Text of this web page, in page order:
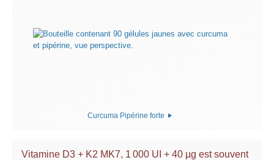
Curcuma Pipérine forte
Vitamine D3 + K2 MK7, 1 000 UI + 40 µg est souvent